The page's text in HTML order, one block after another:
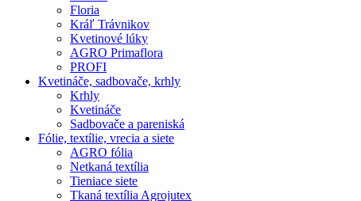
Floria
Kráľ Trávnikov
Kvetinové lúky
AGRO Primaflora
PROFI
Kvetináče, sadbovače, krhly
Krhly
Kvetináče
Sadbovače a pareniská
Fólie, textílie, vrecia a siete
AGRO fólia
Netkaná textília
Tieniace siete
Tkaná textília Agrojutex